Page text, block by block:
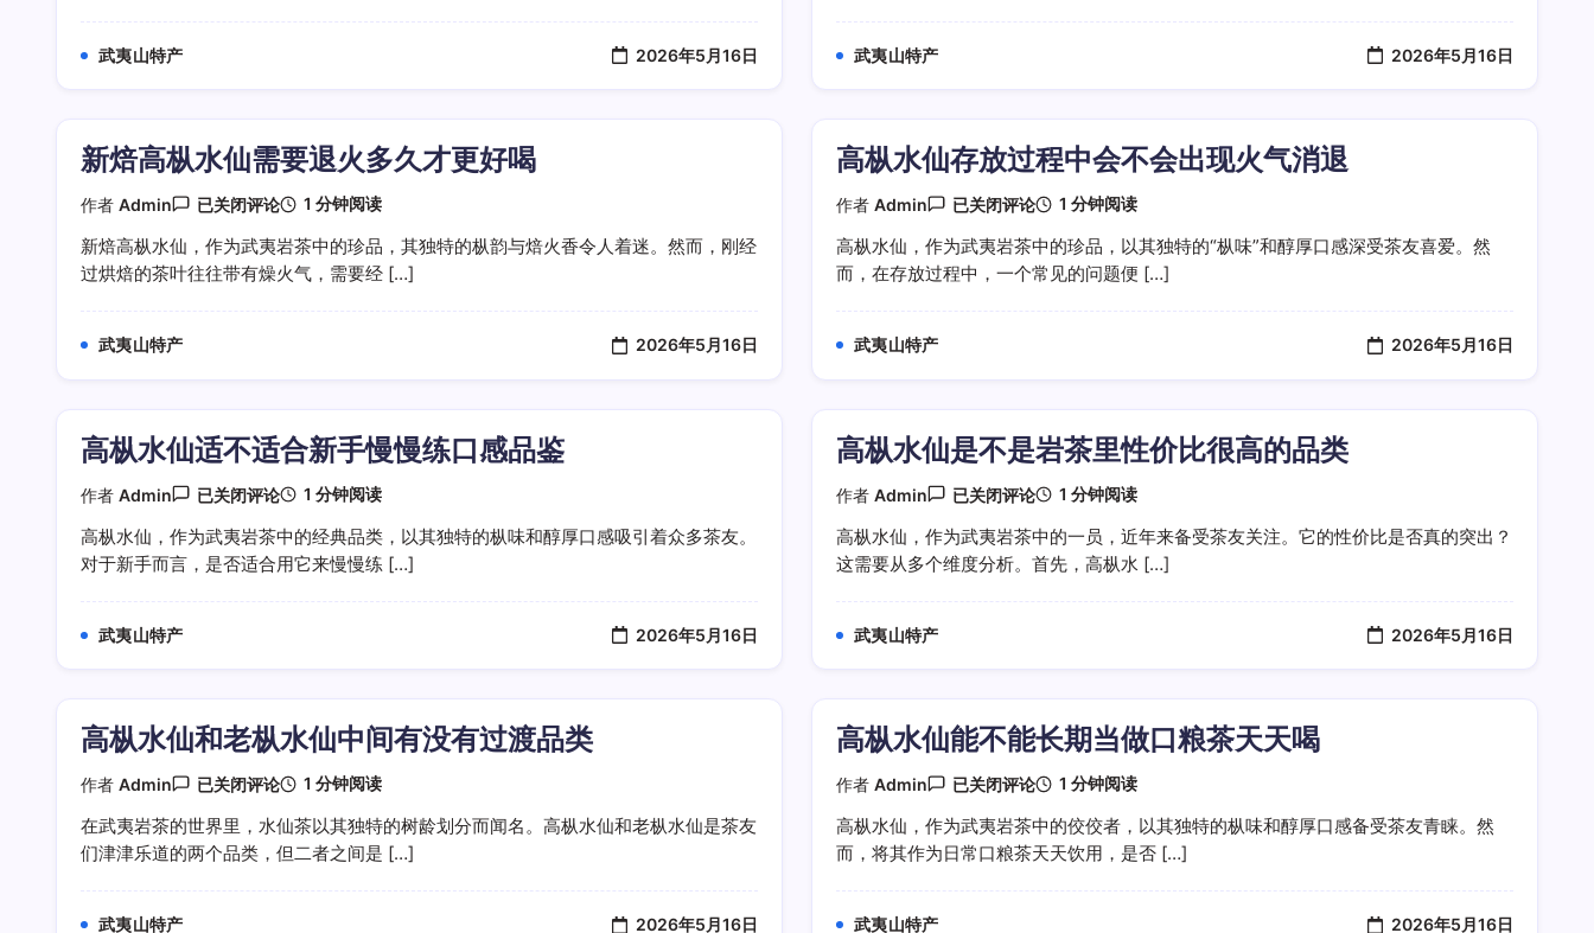
混
合
存
放
武夷山特产 2026年5月16日
存
放
养
护
武夷山特产 2026年5月16日
新焙高枞水仙需要退火多久才更好喝
作者 Admin
新
高
枞
水
更
好
喝
已关闭评论 1 分钟阅读
新焙高枞水仙，作为武夷岩茶中的珍品，其独特的枞韵与焙火香令人着迷。然而，刚经
过烘焙的茶叶往往带有燥火气，需要经 […]
武夷山特产 2026年5月16日
高枞水仙存放过程中会不会出现火气消退
作者 Admin
高
水
仙
存
现
火
气
消
退
已关闭评论 1 分钟阅读
高枞水仙，作为武夷岩茶中的珍品，以其独特的“枞味”和醇厚口感深受茶友喜爱。然
而，在存放过程中，一个常见的问题便 […]
武夷山特产 2026年5月16日
高枞水仙适不适合新手慢慢练口感品鉴
作者 Admin
高
水
仙
适
练
口
感
品
鉴
已关闭评论 1 分钟阅读
高枞水仙，作为武夷岩茶中的经典品类，以其独特的枞味和醇厚口感吸引着众多茶友。
对于新手而言，是否适合用它来慢慢练 […]
武夷山特产 2026年5月16日
高枞水仙是不是岩茶里性价比很高的品类
作者 Admin
高
水
仙
是
比
很
高
的
品
类
已关闭评论 1 分钟阅读
高枞水仙，作为武夷岩茶中的一员，近年来备受茶友关注。它的性价比是否真的突出？
这需要从多个维度分析。首先，高枞水 […]
武夷山特产 2026年5月16日
高枞水仙和老枞水仙中间有没有过渡品类
作者 Admin
高
水
仙
和
已关闭评论 1 分钟阅读
在武夷岩茶的世界里，水仙茶以其独特的树龄划分而闻名。高枞水仙和老枞水仙是茶友
们津津乐道的两个品类，但二者之间是 […]
武夷山特产 2026年5月16日
高枞水仙能不能长期当做口粮茶天天喝
作者 Admin
高
水
仙
能
已关闭评论 1 分钟阅读
高枞水仙，作为武夷岩茶中的佼佼者，以其独特的枞味和醇厚口感备受茶友青睐。然
而，将其作为日常口粮茶天天饮用，是否 […]
武夷山特产 2026年5月16日